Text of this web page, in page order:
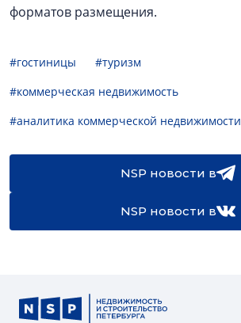
форматов размещения.
#гостиницы
#туризм
#коммерческая недвижимость
#аналитика коммерческой недвижимости
NSP новости в
NSP новости в